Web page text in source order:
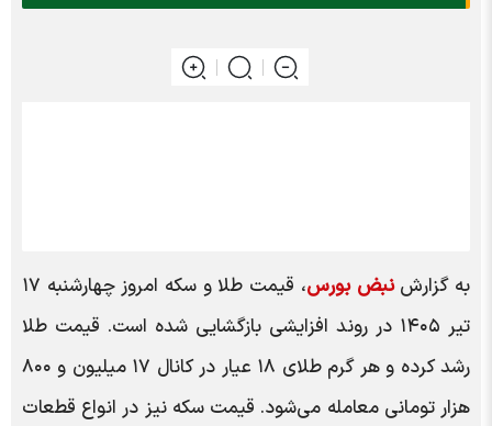
به گزارشنبض بورس
، قیمت طلا و سکه امروز چهارشنبه ۱۷
تیر ۱۴۰۵ در روند افزایشی بازگشایی شده است. قیمت طلا
رشد کرده و هر گرم طلای ۱۸ عیار در کانال ۱۷ میلیون و ۸۰۰
هزار تومانی معامله می‌شود. قیمت سکه نیز در انواع قطعات